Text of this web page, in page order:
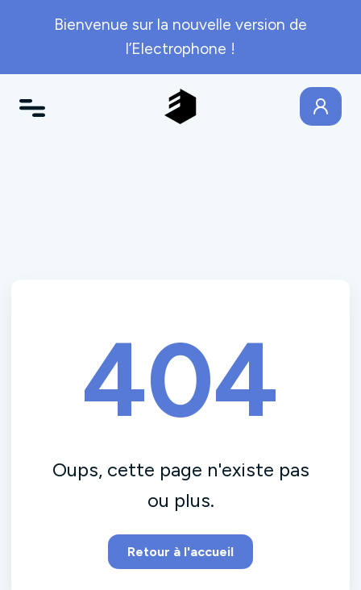
Bienvenue sur la nouvelle version de
l’Electrophone !
404
Oups, cette page n'existe pas
ou plus.
Retour à l'accueil